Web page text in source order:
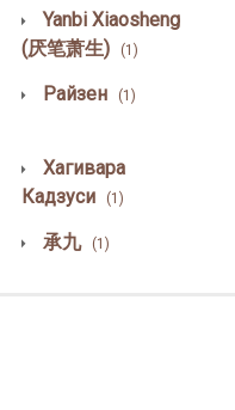
Yanbi Xiaosheng
(厌笔萧生)
(1)
Райзен (1)
Хагивара
Кадзуси
(1)
承九 (1)